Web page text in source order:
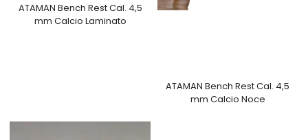
ATAMAN Bench Rest Cal. 4,5
mm Calcio Laminato
ATAMAN Bench Rest Cal. 4,5
mm Calcio Noce